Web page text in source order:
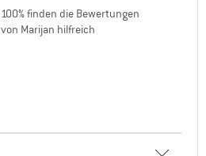
100% finden die Bewertungen
von Marijan hilfreich